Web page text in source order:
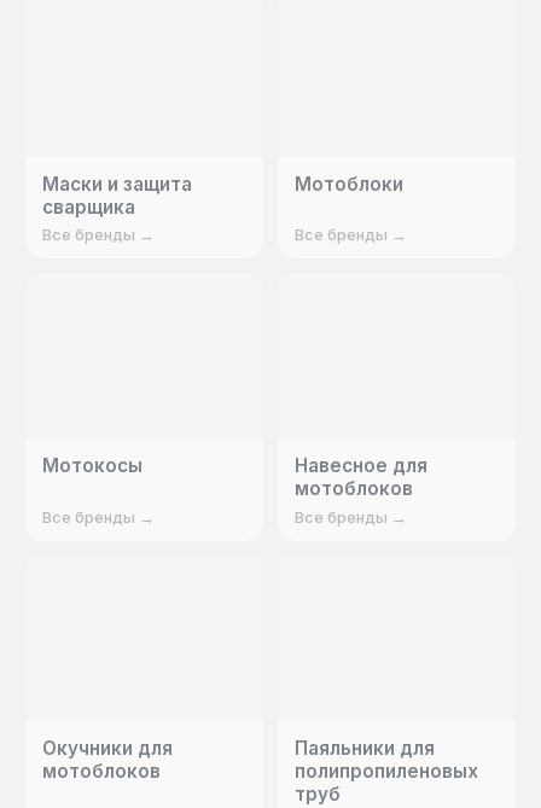
Маски и защита
сварщика
Все бренды →
Мотоблоки
Все бренды →
Мотокосы
Все бренды →
Навесное для
мотоблоков
Все бренды →
Окучники для
мотоблоков
Паяльники для
полипропиленовых
труб